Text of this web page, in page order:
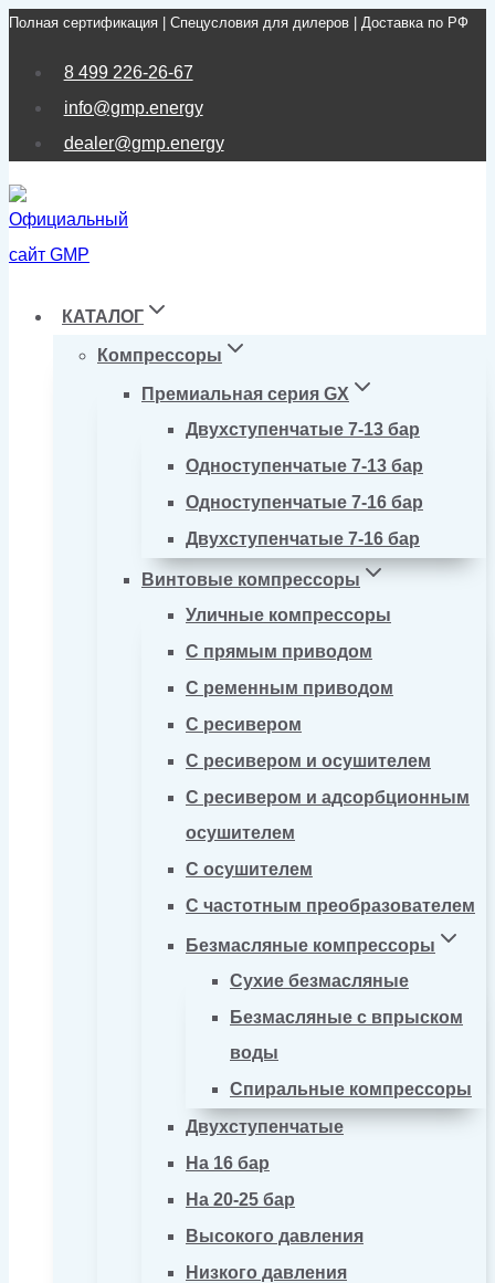
Перейти
Полная сертификация | Спецусловия для дилеров | Доставка по РФ
8 499 226-26-67
info@gmp.energy
dealer@gmp.energy
КАТАЛОГ
Компрессоры
Премиальная серия GX
Двухступенчатые 7-13 бар
Одноступенчатые 7-13 бар
Одноступенчатые 7-16 бар
Двухступенчатые 7-16 бар
Винтовые компрессоры
Уличные компрессоры
С прямым приводом
С ременным приводом
С ресивером
С ресивером и осушителем
С ресивером и адсорбционным
осушителем
С осушителем
С частотным преобразователем
Безмасляные компрессоры
Сухие безмасляные
Безмасляные с впрыском
воды
Спиральные компрессоры
Двухступенчатые
На 16 бар
На 20-25 бар
Высокого давления
Низкого давления